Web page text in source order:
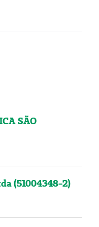
SÃO
(51004348-2)